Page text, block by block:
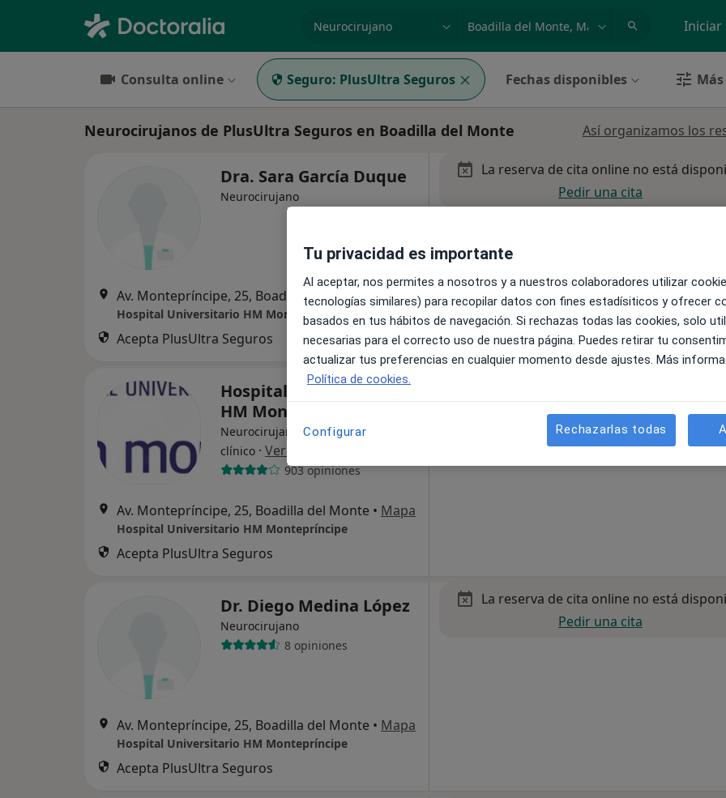
Iniciar
Consulta online Seguro: PlusUltra Seguros Fechas disponibles
Neurocirujanos de PlusUltra Seguros en Boadilla del Monte Así organizamos los
Dra. Sara García Duque
Neurocirujano
Av. Montepríncipe, 25, Boadilla del Monte •Mapa
Hospital Universitario HM Montepríncipe
Acepta PlusUltra Seguros
La reserva de cita online no está
Pedir una cita
Hospital Universitario
HM Montepríncipe
Neurocirujano, Alergólogo, Analista
clínico · Ver más
903 opiniones
Av. Montepríncipe, 25, Boadilla del Monte • Mapa
Hospital Universitario HM Montepríncipe
Acepta PlusUltra Seguros
Dr. Diego Medina López
Neurocirujano
8 opiniones
Av. Montepríncipe, 25, Boadilla del Monte • Mapa
Hospital Universitario HM Montepríncipe
Acepta PlusUltra Seguros
La reserva de cita online no está
Pedir una cita
Tu privacidad es importante
Al aceptar, nos permites a nosotros y a nuestros colaboradores utilizar
tecnologías similares) para recopilar datos con fines estadísiticos y ofrecer
basados en tus hábitos de navegación. Si rechazas todas las cookies, solo
necesarias para el correcto uso de nuestra página. Puedes retirar tu
actualizar tus preferencias en cualquier momento desde ajustes. Más
Política de cookies.
Configurar Rechazarlas todas